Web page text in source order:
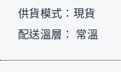
供貨模式：現貨
配送溫層： 常溫